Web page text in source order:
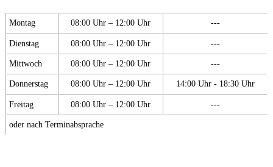
Montag 08:00 Uhr – 12:00 Uhr ---
Dienstag 08:00 Uhr – 12:00 Uhr ---
Mittwoch 08:00 Uhr – 12:00 Uhr ---
Donnerstag 08:00 Uhr – 12:00 Uhr 14:00 Uhr - 18:30 Uhr
Freitag 08:00 Uhr – 12:00 Uhr ---
oder nach Terminabsprache